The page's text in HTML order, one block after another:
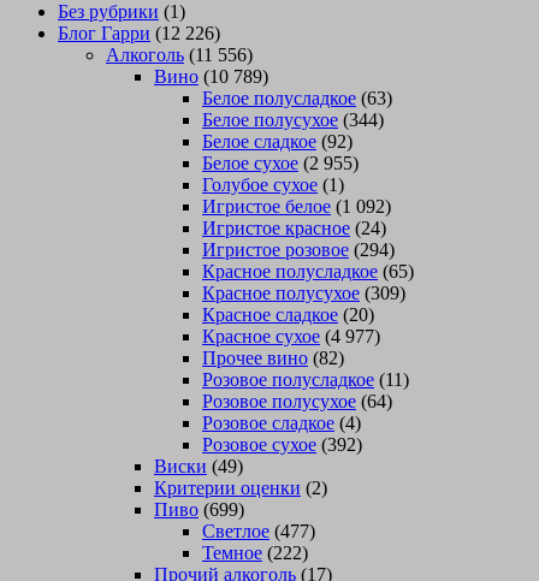
Без рубрики (1)
Блог Гарри (12 226)
Алкоголь (11 556)
Вино (10 789)
Белое полусладкое (63)
Белое полусухое (344)
Белое сладкое (92)
Белое сухое (2 955)
Голубое сухое (1)
Игристое белое (1 092)
Игристое красное (24)
Игристое розовое (294)
Красное полусладкое (65)
Красное полусухое (309)
Красное сладкое (20)
Красное сухое (4 977)
Прочее вино (82)
Розовое полусладкое (11)
Розовое полусухое (64)
Розовое сладкое (4)
Розовое сухое (392)
Виски (49)
Критерии оценки (2)
Пиво (699)
Светлое (477)
Темное (222)
Прочий алкоголь (17)